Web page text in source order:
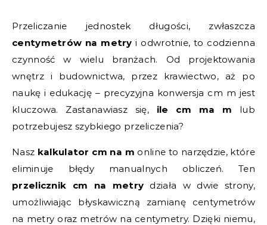
Przeliczanie jednostek długości, zwłaszcza
centymetrów na metry i odwrotnie, to codzienna
czynność w wielu branżach. Od projektowania
wnętrz i budownictwa, przez krawiectwo, aż po
naukę i edukację – precyzyjna konwersja cm m jest
kluczowa. Zastanawiasz się, ile cm ma m lub
potrzebujesz szybkiego przeliczenia?
Nasz kalkulator cm na m online to narzędzie, które
eliminuje błędy manualnych obliczeń. Ten
przelicznik cm na metry działa w dwie strony,
umożliwiając błyskawiczną zamianę centymetrów
na metry oraz metrów na centymetry. Dzięki niemu,